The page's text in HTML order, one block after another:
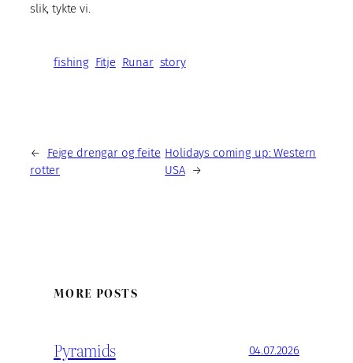
slik, tykte vi.
fishing Fitje Runar story
←
Feige drengar og feite
rotter
Holidays coming up: Western
USA →
MORE POSTS
Pyramids 04.07.2026